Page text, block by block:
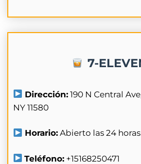
7-
Dirección: 190 N Central
NY 11580
Horario: Abierto las 24 horas
Teléfono: +15168250471